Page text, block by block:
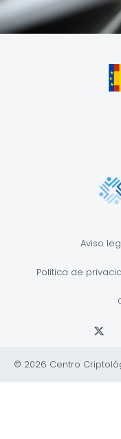
Aviso
Política de
© 2026 Centro